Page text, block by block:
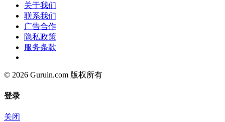
关于我们
联系我们
广告合作
隐私政策
服务条款
© 2026 Guruin.com 版权所有
登录
关闭